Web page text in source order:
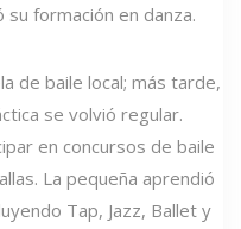
su formación en danza.
de baile local; más tarde,
se volvió regular.
en concursos de baile
La pequeña aprendió
Tap, Jazz, Ballet y